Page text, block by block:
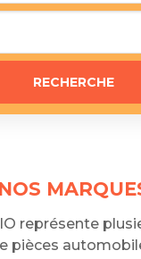
NOS
représente
pièces